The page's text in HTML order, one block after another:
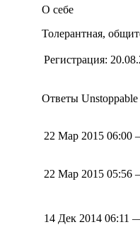
О себе
Толерантная,
Регистрация:
Ответы Unstoppable
22 Мар 2015 06:00
22 Мар 2015 05:56
14 Дек 2014 06:11